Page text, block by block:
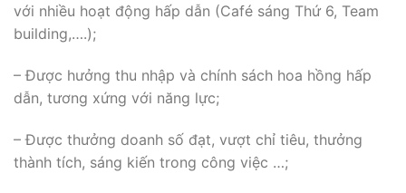
với nhiều hoạt động hấp dẫn (Café sáng Thứ 6, Team
building,….);
– Được hưởng thu nhập và chính sách hoa hồng hấp
dẫn, tương xứng với năng lực;
– Được thưởng doanh số đạt, vượt chỉ tiêu, thưởng
thành tích, sáng kiến trong công việc …;